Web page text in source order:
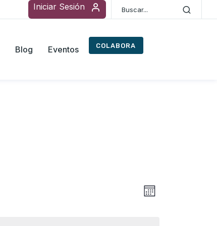
Iniciar Sesión
Blog Eventos COLABORA
Mes